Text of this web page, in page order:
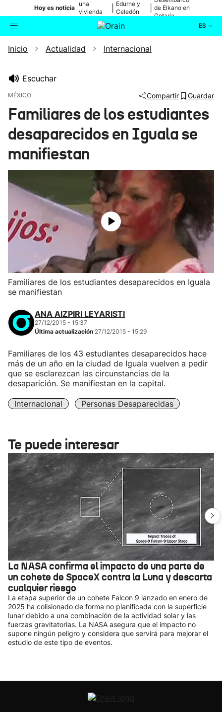
Hoy es noticia
una
vivienda
de Bilbao
Edurne y
Celedón
de Elkano en
Getaria
ES
Buscador Actualidad
Ikusmiran
Inicio Actualidad Internacional
Escuchar
MÉXICO Compartir Guardar
Familiares de los estudiantes
desaparecidos en Iguala se
manifiestan
Familiares de los estudiantes desaparecidos en Iguala
se manifiestan
ANA AIZPIRI LEYARISTI
27/12/2015 - 15:37
Última actualización 27/12/2015 - 15:29
Familiares de los 43 estudiantes desaparecidos hace
más de un año en la ciudad de Iguala vuelven a pedir
que se esclarezcan las circunstancias de la
desaparición. Se manifiestan en la capital.
Internacional Personas Desaparecidas
Te puede interesar
La NASA confirma el impacto de una parte de
un cohete de SpaceX contra la Luna y descarta
cualquier riesgo
La etapa superior de un cohete Falcon 9 lanzado en enero de
2025 ha colisionado de forma no planificada con la superficie
lunar debido a una combinación de la actividad solar y las
fuerzas gravitatorias. La NASA asegura que el impacto no
supone ningún peligro y considera que servirá para mejorar el
estudio de este tipo de eventos.